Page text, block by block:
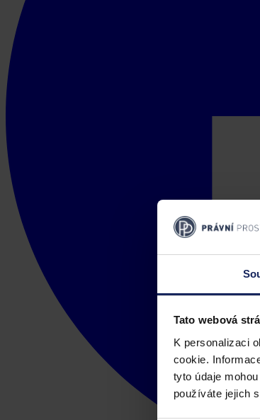
Tato webová
K personalizaci
cookie.
tyto údaje
používáte jejich